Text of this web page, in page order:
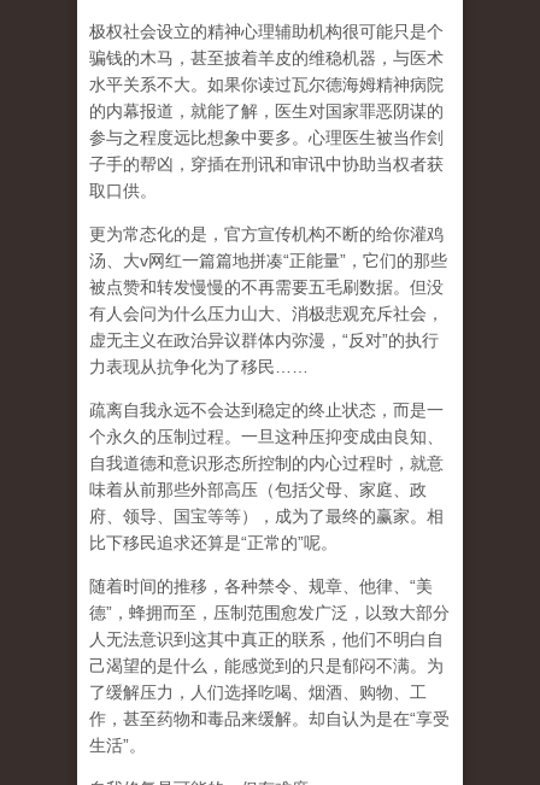
极权社会设立的精神心理辅助机构很可能只是个
骗钱的木马，甚至披着羊皮的维稳机器，与医术
水平关系不大。如果你读过瓦尔德海姆精神病院
的内幕报道，就能了解，医生对国家罪恶阴谋的
参与之程度远比想象中要多。心理医生被当作刽
子手的帮凶，穿插在刑讯和审讯中协助当权者获
取口供。
更为常态化的是，官方宣传机构不断的给你灌鸡
汤、大v网红一篇篇地拼凑“正能量” ，它们的那些
被点赞和转发慢慢的不再需要五毛刷数据。但没
有人会问为什么压力山大、消极悲观充斥社会，
虚无主义在政治异议群体内弥漫， “反对”的执行
力表现从抗争化为了移民
疏离自我永远不会达到稳定的终止状态，而是一
个永久的压制过程。一旦这种压抑变成由良知、
自我道德和意识形态所控制的内心过程时，就意
味着从前那些外部高压（包括父母、家庭、政
府、领导、国宝等等），成为了最终的赢家。相
比下移民追求还算是“正常的”呢。
随着时间的推移，各种禁令、规章、他律、 “美
德” ，蜂拥而至，压制范围愈发广泛，以致大部分
人无法意识到这其中真正的联系，他们不明白自
己渴望的是什么，能感觉到的只是郁闷不满。为
了缓解压力，人们选择吃喝、烟酒、购物、工
作，甚至药物和毒品来缓解。却自认为是在“享受
生活”。